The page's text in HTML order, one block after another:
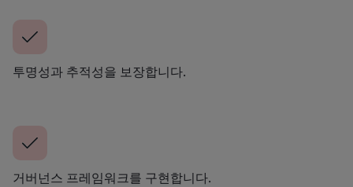
투명성과 추적성을 보장합니다.
거버넌스 프레임워크를 구현합니다.